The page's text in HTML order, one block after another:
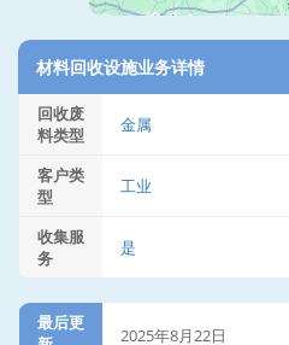
材料回收设施业务详情
回收废
料类型
金属
客户类
型
工业
收集服
务
是
最后更
2025年8月22日